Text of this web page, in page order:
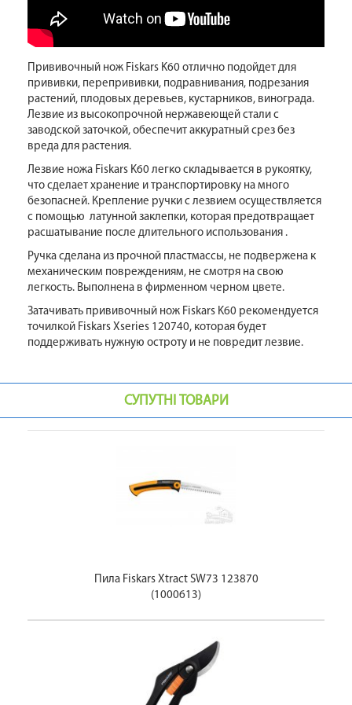
Прививочный нож Fiskars K60 отлично подойдет для
прививки, перепрививки, подравнивания, подрезания
растений, плодовых деревьев, кустарников, винограда.
Лезвие из высокопрочной нержавеющей стали с
заводской заточкой, обеспечит аккуратный срез без
вреда для растения.
Лезвие ножа Fiskars K60 легко складывается в рукоятку,
что сделает хранение и транспортировку на много
безопасней. Крепление ручки с лезвием осуществляется
с помощью латунной заклепки, которая предотвращает
расшатывание после длительного использования .
Ручка сделана из прочной пластмассы, не подвержена к
механическим повреждениям, не смотря на свою
легкость. Выполнена в фирменном черном цвете.
Затачивать прививочный нож Fiskars K60 рекомендуется
точилкой Fiskars Xseries 120740, которая будет
поддерживать нужную остроту и не повредит лезвие.
СУПУТНІ ТОВАРИ
Пила Fiskars Xtract SW73 123870
(1000613)